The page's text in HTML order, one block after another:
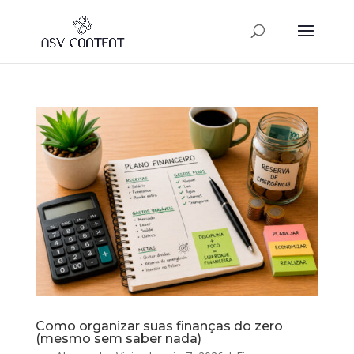
Como organizar suas finanças do zero
(mesmo sem saber nada)